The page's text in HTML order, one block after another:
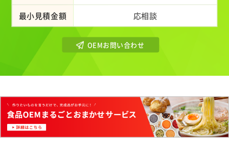
最小見積金額
応相談
OEMお問い合わせ